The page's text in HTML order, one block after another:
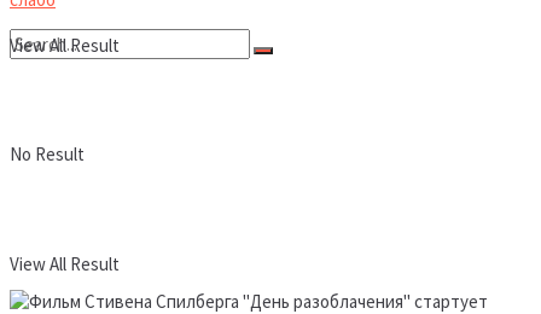
No Result
View All Result
View All Result